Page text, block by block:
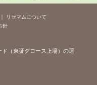
リセマムについて
針
（東証グロース上場）の運